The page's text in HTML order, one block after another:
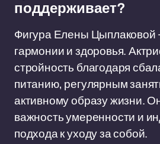
поддерживает?
Фигура Елены Цыплаковой
гармонии и здоровья.
стройность благодаря
питанию, регулярным
активному образу жизни.
важность умеренности и
подхода к уходу за собой.